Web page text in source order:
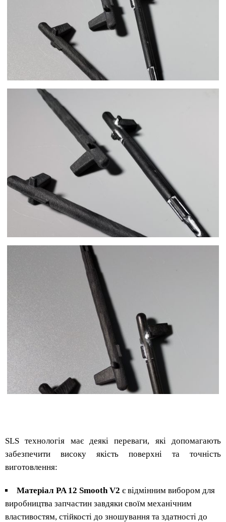
SLS технологія має деякі переваги, які допомагають
забезпечити високу якість поверхні та точність
виготовлення:
Матеріал PA 12 Smooth V2 є відмінним вибором для
виробництва запчастин завдяки своїм механічним
властивостям, стійкості до зношування та здатності до